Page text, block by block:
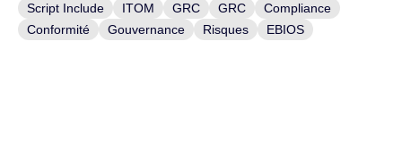
Script Include
ITOM GRC GRC
Compliance
Conformité
Gouvernance Risques EBIOS